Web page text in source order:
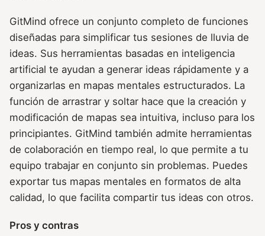
GitMind ofrece un conjunto completo de funciones
diseñadas para simplificar tus sesiones de lluvia de
ideas. Sus herramientas basadas en inteligencia
artificial te ayudan a generar ideas rápidamente y a
organizarlas en mapas mentales estructurados. La
función de arrastrar y soltar hace que la creación y
modificación de mapas sea intuitiva, incluso para los
principiantes. GitMind también admite herramientas
de colaboración en tiempo real, lo que permite a tu
equipo trabajar en conjunto sin problemas. Puedes
exportar tus mapas mentales en formatos de alta
calidad, lo que facilita compartir tus ideas con otros.
Pros y contras